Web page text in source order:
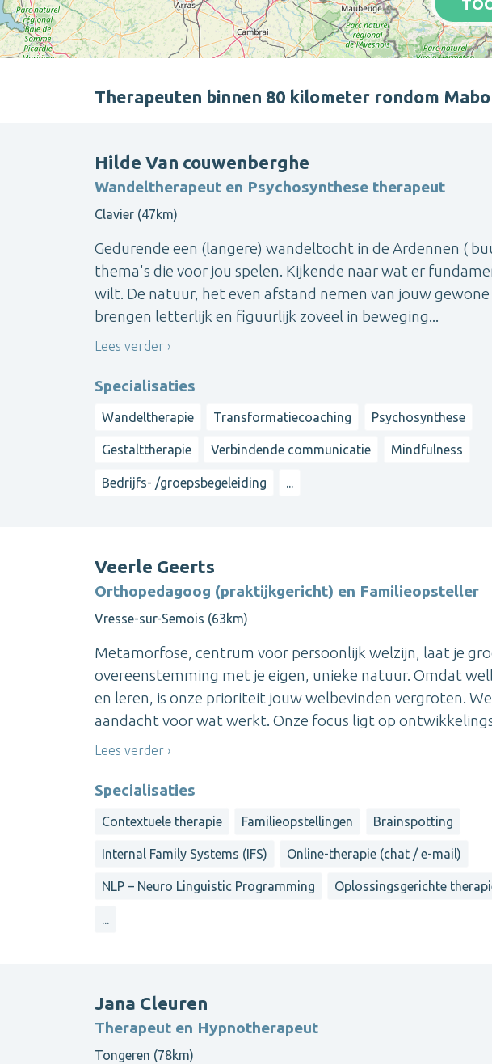
Therapeuten binnen 80 kilometer rondom
Hilde Van couwenberghe
Wandeltherapeut en Psychosynthese therapeut
Clavier (47km)
Gedurende een (langere) wandeltocht in de Ardennen (
thema's die voor jou spelen. Kijkende naar wat er
wilt. De natuur, het even afstand nemen van jouw
brengen letterlijk en figuurlijk zoveel in beweging...
Lees verder
Specialisaties
Wandeltherapie Transformatiecoaching Psychosynthese
Gestalttherapie Verbindende communicatie Mindfulness
Bedrijfs- /groepsbegeleiding
Veerle Geerts
Orthopedagoog (praktijkgericht) en Familieopsteller
Vresse-sur-Semois (63km)
Metamorfose, centrum voor persoonlijk welzijn, laat je
overeenstemming met je eigen, unieke natuur. Omdat
en leren, is onze prioriteit jouw welbevinden vergroten.
aandacht voor wat werkt. Onze focus ligt op
Lees verder
Specialisaties
Contextuele therapie Familieopstellingen Brainspotting
Internal Family Systems (IFS) Online-therapie (chat / e-mail)
NLP – Neuro Linguistic Programming Oplossingsgerichte
...
Jana Cleuren
Therapeut en Hypnotherapeut
Tongeren (78km)